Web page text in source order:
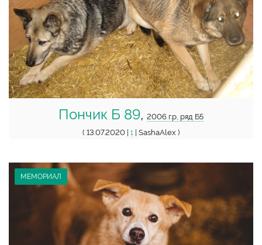
Пончик Б 89, 2006 г.р, ряд Б5
( 13.07.2020 | 1 | SashaAlex )
МЕМОРИАЛ